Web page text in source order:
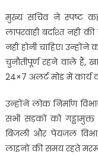
मुख्य सचिव ने स्पष्ट
लापरवाही बर्दाश्त नहीं
नहीं होनी चाहिए।
चुनौतीपूर्ण रहने वाले हैं,
24×7 अलर्ट मोड में कार्य
उन्होंने लोक निर्माण
सभी सड़कों को गड्ढामुक्त
बिजली और पेयजल
लाइनों की समय रहते